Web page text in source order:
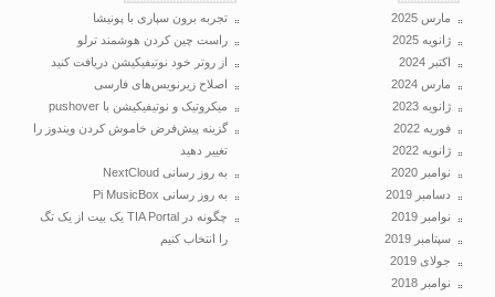
مارس 2025
ژانویه 2025
اکتبر 2024
مارس 2024
ژانویه 2023
فوریه 2022
ژانویه 2022
نوامبر 2020
دسامبر 2019
نوامبر 2019
سپتامبر 2019
جولای 2019
نوامبر 2018
تجربه برون سپاری با پونیشا
راست چین کردن هوشمند ترلو
از روتر خود نوتیفیکیشن دریافت کنید
اصلاح زیرنویس‌های فارسی
میکروتیک و نوتیفیکیشن با pushover
گزینه پیش‌فرض خاموش کردن ویندوز را
تغییر دهید
به روز رسانی NextCloud
به روز رسانی Pi MusicBox
چگونه در TIA Portal یک بیت از یک تگ
را انتخاب کنیم